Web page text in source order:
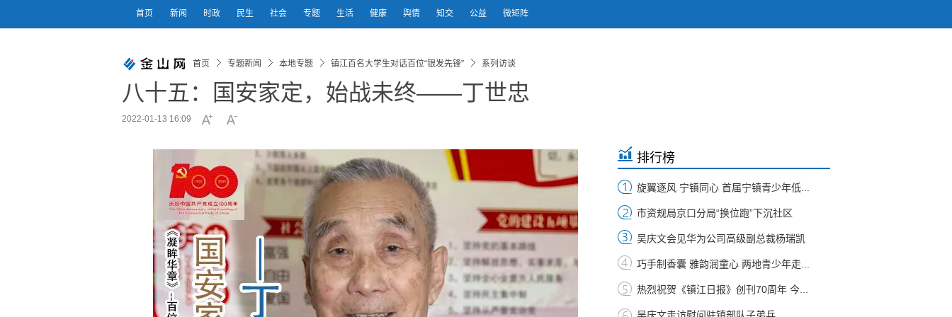
首页 新闻 时政 民生 社会 专题 生活 健康 舆情 知交 公益 微矩阵
首页 专题新闻 本地专题 镇江百名大学生对话百位“银发先锋” 系列访谈
八十五：国安家定，始战未终——丁世忠
2022-01-13 16:09
排行榜
旋翼逐风 宁镇同心 首届宁镇青少年低...
市资规局京口分局“换位跑”下沉社区
吴庆文会见华为公司高级副总裁杨瑞凯
巧手制香囊 雅韵润童心 两地青少年走...
热烈祝贺《镇江日报》创刊70周年 今...